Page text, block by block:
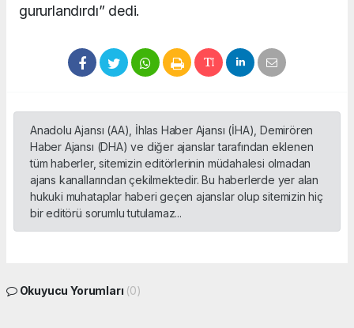
gururlandırdı” dedi.
Anadolu Ajansı (AA), İhlas Haber Ajansı (İHA), Demirören
Haber Ajansı (DHA) ve diğer ajanslar tarafından eklenen
tüm haberler, sitemizin editörlerinin müdahalesi olmadan
ajans kanallarından çekilmektedir. Bu haberlerde yer alan
hukuki muhataplar haberi geçen ajanslar olup sitemizin hiç
bir editörü sorumlu tutulamaz...
Okuyucu Yorumları (0)